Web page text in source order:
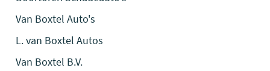
Van Boxtel Auto's
L. van Boxtel Autos
Van Boxtel B.V.